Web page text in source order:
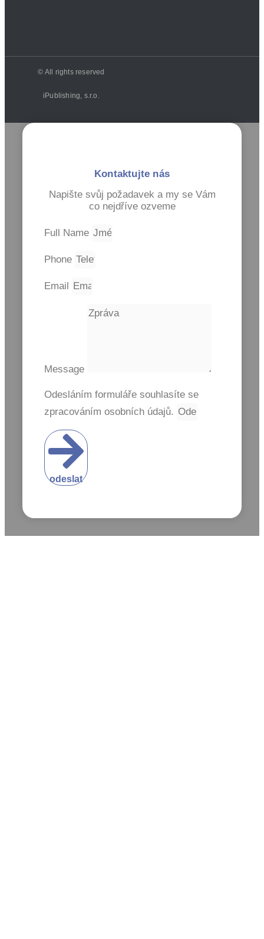
© All rights reserved
iPublishing, s.r.o.
Kontaktujte nás
Napište svůj požadavek a my se Vám
co nejdříve ozveme
Full Name
Phone
Email
Message
Odesláním formuláře souhlasíte se
zpracováním osobních údajů.
odeslat